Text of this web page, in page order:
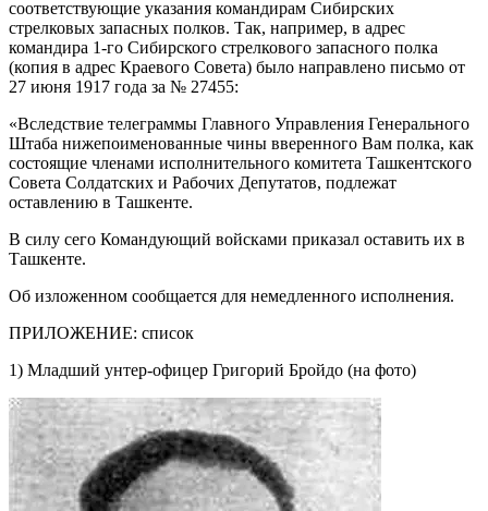
соответствующие указания командирам Сибирских
стрелковых запасных полков. Так, например, в адрес
командира 1-го Сибирского стрелкового запасного полка
(копия в адрес Краевого Совета) было направлено письмо от
27 июня 1917 года за № 27455:
«Вследствие телеграммы Главного Управления Генерального
Штаба нижепоименованные чины вверенного Вам полка, как
состоящие членами исполнительного комитета Ташкентского
Совета Солдатских и Рабочих Депутатов, подлежат
оставлению в Ташкенте.
В силу сего Командующий войсками приказал оставить их в
Ташкенте.
Об изложенном сообщается для немедленного исполнения.
ПРИЛОЖЕНИЕ: список
1) Младший унтер-офицер Григорий Бройдо (на фото)